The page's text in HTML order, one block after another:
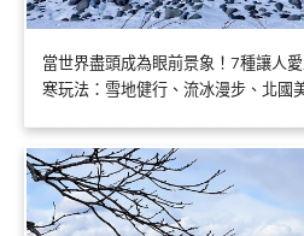
當世界盡頭成為眼前景象！7種讓人
寒玩法：雪地健行、流冰漫步、北國